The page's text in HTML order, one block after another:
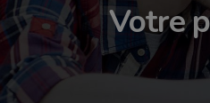
Votre